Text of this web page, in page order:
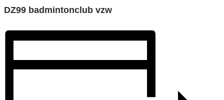
DZ99 badmintonclub vzw